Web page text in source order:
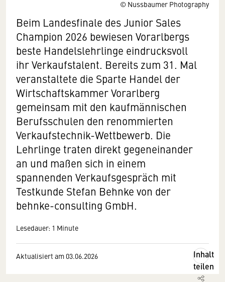
© Nussbaumer Photography
Beim Landesfinale des Junior Sales
Champion 2026 bewiesen Vorarlbergs
beste Handelslehrlinge eindrucksvoll
ihr Verkaufstalent. Bereits zum 31. Mal
veranstaltete die Sparte Handel der
Wirtschaftskammer Vorarlberg
gemeinsam mit den kaufmännischen
Berufsschulen den renommierten
Verkaufstechnik-Wettbewerb. Die
Lehrlinge traten direkt gegeneinander
an und maßen sich in einem
spannenden Verkaufsgespräch mit
Testkunde Stefan Behnke von der
behnke-consulting GmbH.
Lesedauer: 1 Minute
Aktualisiert am 03.06.2026
Inhalt
teilen